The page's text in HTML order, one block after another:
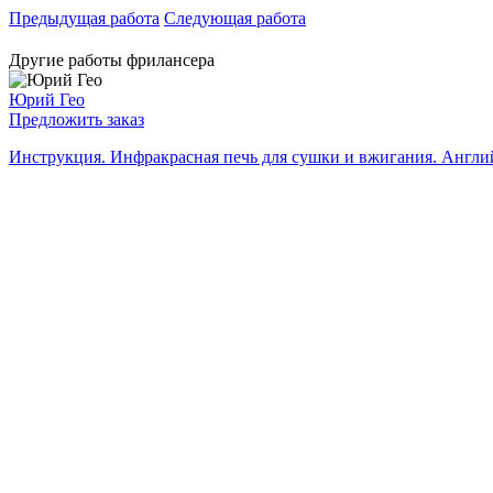
Предыдущая работа Следующая работа
Другие работы фрилансера
Юрий Гео
Предложить заказ
Инструкция. Инфракрасная печь для сушки и вжигания.